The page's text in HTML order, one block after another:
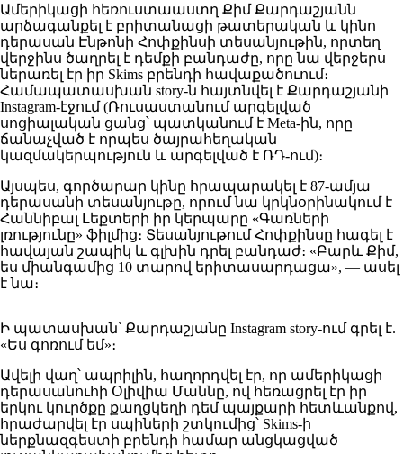
Ամերիկացի հեռուստաաստղ Քիմ Քարդաշյանն
արձագանքել է բրիտանացի թատերական և կինո
դերասան Էնթոնի Հոփքինսի տեսանյութին, որտեղ
վերջինս ծաղրել է դեմքի բանդաժը, որը նա վերջերս
ներառել էր իր Skims բրենդի հավաքածուում։
Համապատասխան story-ն հայտնվել է Քարդաշյանի
Instagram-էջում (Ռուսաստանում արգելված
սոցիալական ցանց՝ պատկանում է Meta-ին, որը
ճանաչված է որպես ծայրահեղական
կազմակերպություն և արգելված է ՌԴ-ում)։
Այսպես, գործարար կինը հրապարակել է 87-ամյա
դերասանի տեսանյութը, որում նա կրկնօրինակում է
Հաննիբալ Լեքտերի իր կերպարը «Գառների
լռությունը» ֆիլմից։ Տեսանյութում Հոփքինսը հագել է
հավայան շապիկ և գլխին դրել բանդաժ։ «Բարև Քիմ,
ես միանգամից 10 տարով երիտասարդացա», — ասել
է նա։
Ի պատասխան՝ Քարդաշյանը Instagram story-ում գրել է.
«Ես գոռում եմ»։
Ավելի վաղ՝ ապրիլին, հաղորդվել էր, որ ամերիկացի
դերասանուհի Օլիվիա Մաննը, ով հեռացրել էր իր
երկու կուրծքը քաղցկեղի դեմ պայքարի հետևանքով,
հրաժարվել էր սպիների շտկումից՝ Skims-ի
ներքնազգեստի բրենդի համար անցկացված